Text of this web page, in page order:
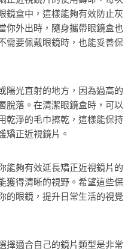
鏡盒中，這樣能夠有效防止灰
你外出時，隨身攜帶眼鏡盒也
需要佩戴眼鏡時，也能妥善保
陽光直射的地方，因為過高的
脫落。在清潔眼鏡盒時，可以
乾淨的毛巾擦乾，這樣能保持
矯正近視鏡片。
能夠有效延長矯正近視鏡片的
獲得清晰的視野。希望這些保
的眼鏡，提升日常生活的視覺
擇適合自己的鏡片類型是非常